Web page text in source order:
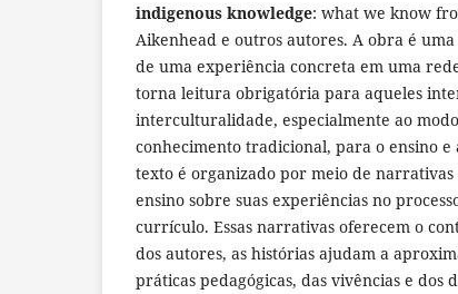
indigenous knowledge: what we know
Aikenhead e outros autores. A obra é
de uma experiência concreta em uma
torna leitura obrigatória para aqueles
interculturalidade, especialmente ao
conhecimento tradicional, para o ensino
texto é organizado por meio de
ensino sobre suas experiências no
currículo. Essas narrativas oferecem o
dos autores, as histórias ajudam a
práticas pedagógicas, das vivências e dos